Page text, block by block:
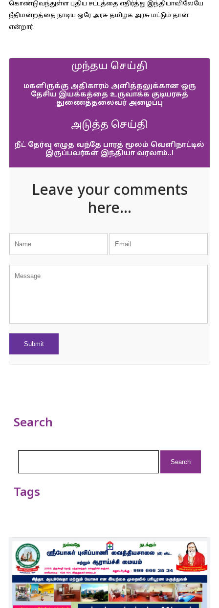
கொண்டுவந்துள்ள புதிய சட்டத்தை எதிர்த்து இந்தியாவிலேயே
நீதிமன்றத்தை நாடிய ஒரே அரசு தமிழக அரசு மட்டும் தான்
என்றார்.
முந்தய செய்தி
மகளிருக்கு அதிகாரம் அளித்தலுக்கான ஒரு
தேசிய இயக்கத்தை உருவாக்க குடியரசுத்
துணைத்தலைவர் அழைப்பு
அடுத்த செய்தி
நீட் தேர்வு எழுத வந்தே பாரத் மூலம் வெளிநாட்டில்
இருப்பவர்கள் இந்தியா வரலாம்..!
Leave your comments
here...
Search
Tags